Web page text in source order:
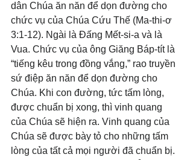
dân Chúa ăn năn để dọn đường cho
chức vụ của Chúa Cứu Thế (Ma-thi-ơ
3:1-12). Ngài là Đấng Mết-si-a và là
Vua. Chức vụ của ông Giăng Báp-tít là
“tiếng kêu trong đồng vắng,” rao truyền
sứ điệp ăn năn để dọn đường cho
Chúa. Khi con đường, tức tấm lòng,
được chuẩn bị xong, thì vinh quang
của Chúa sẽ hiện ra. Vinh quang của
Chúa sẽ được bày tỏ cho những tấm
lòng của tất cả mọi người đã chuẩn bị.